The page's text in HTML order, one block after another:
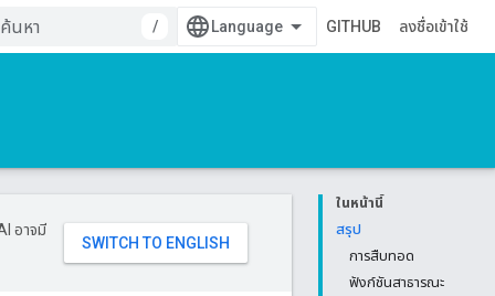
/
GITHUB ลงชื่อเข้าใช้
ในหน้านี้
สรุป
การสืบทอด
ฟังก์ชันสาธารณะ
อาจมี